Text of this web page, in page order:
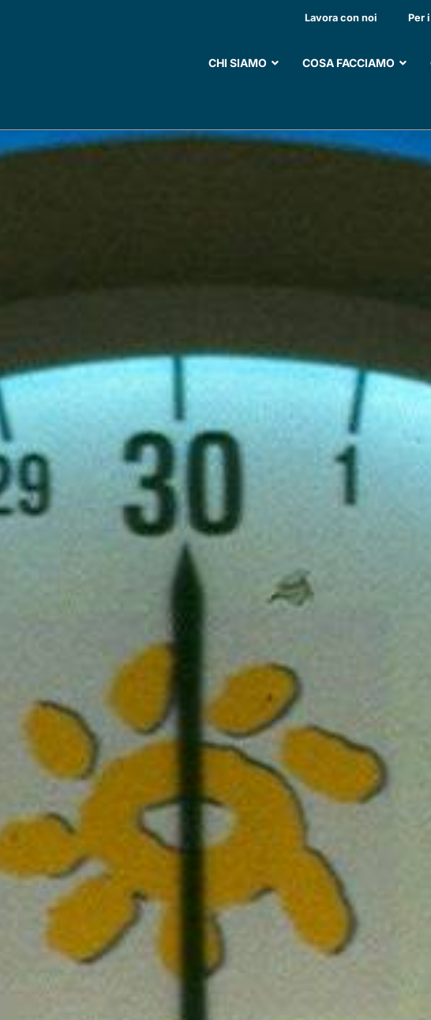
Lavora con noi Per
CHI SIAMO COSA FACCIAMO
REPARTI DI